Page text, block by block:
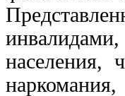
населения,